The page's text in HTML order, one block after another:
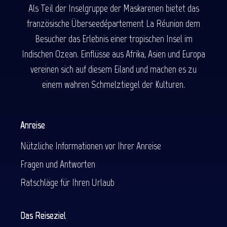
Als Teil der Inselgruppe der Maskarenen bietet das
französische Überseedépartement La Réunion dem
Besucher das Erlebnis einer tropischen Insel im
Indischen Ozean. Einflüsse aus Afrika, Asien und Europa
vereinen sich auf diesem Eiland und machen es zu
einem wahren Schmelztiegel der Kulturen.
Anreise
Nützliche Informationen vor Ihrer Anreise
Fragen und Antworten
Ratschläge für Ihren Urlaub
Das Reiseziel